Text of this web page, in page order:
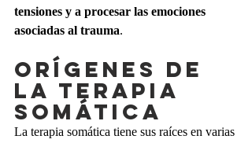
tensiones y a procesar las emociones
asociadas al trauma.
Orígenes de
la terapia
somática
La terapia somática tiene sus raíces en varias